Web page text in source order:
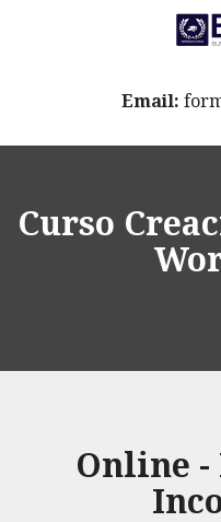
Email:
Curso
Online -